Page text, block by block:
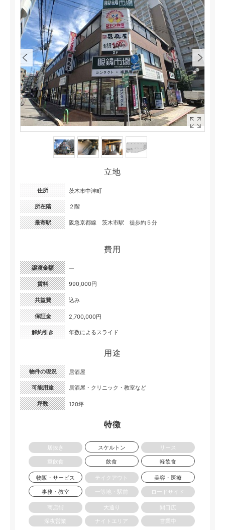
立地
住所 茨木市中津町
所在階 ２階
最寄駅 阪急京都線 茨木市駅 徒歩約５分
費用
譲渡金額 ー
賃料 990,000円
共益費 込み
保証金 2,700,000円
解約引き 年数によるスライド
用途
物件の現況 居酒屋
可能用途 居酒屋・クリニック・教室など
坪数 120坪
特徴
居抜き スケルトン
リース
重飲食
飲食 軽飲食
物販・サービス テイクアウト
美容・医療
事務・教室
一等地・駅前 ロードサイド
商店街 大通り
間口広
深夜営業
ナイトエリア 営業中